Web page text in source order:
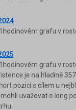
grafu v
grafu v
je na hladině
pozici s cílem u
uvažovat o long